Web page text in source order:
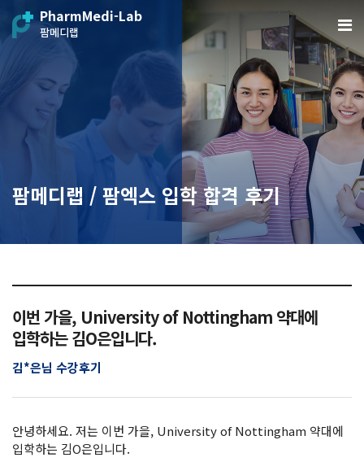
PharmMedi-Lab
팜메디랩
팜메디랩 / 팜엑스 입학 합격 후기
이번 가을, University of Nottingham 약대에
입학하는 김O은입니다.
김*은님 수강후기
안녕하세요. 저는 이번 가을, University of Nottingham 약대에
입학하는 김O은입니다.